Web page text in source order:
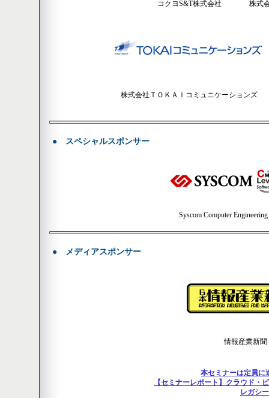
コクヨS&T株式会社 株式
株式会社ＴＯＫＡＩコミュニケーションズ
● スペシャルスポンサー
Syscom Computer
● メディアスポンサー
情報産業新聞
本セミナーは定員に
【セミナーレポート】クラウド・
レガシ